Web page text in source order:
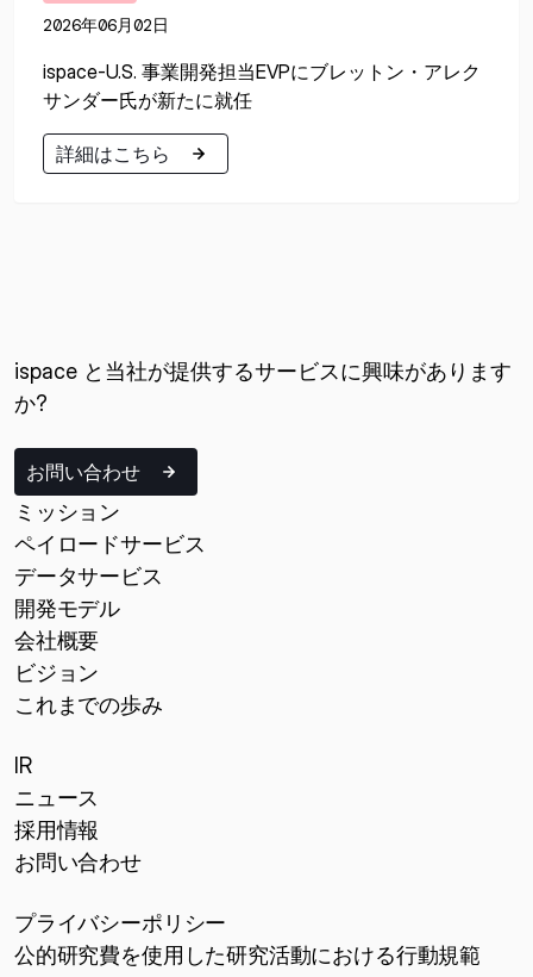
2026年06月02日
ispace-U.S. 事業開発担当EVPにブレットン・アレク
サンダー氏が新たに就任
詳細はこちら
ispace と当社が提供するサービスに興味があります
か?
お問い合わせ
ミッション
ペイロードサービス
データサービス
開発モデル
会社概要
ビジョン
これまでの歩み
IR
ニュース
採用情報
お問い合わせ
プライバシーポリシー
公的研究費を使用した研究活動における行動規範